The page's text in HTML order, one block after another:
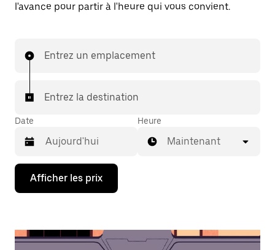
l'avance pour partir à l'heure qui vous convient.
Entrez un emplacement
Entrez la destination
Date
Appuyez
la
bas
Heure
Maintenant
Afficher les prix